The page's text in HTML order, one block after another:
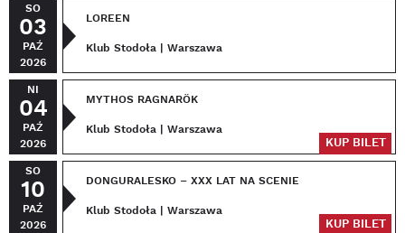
SO
03
PAŹ
2026
LOREEN
Klub Stodoła | Warszawa
NI
04
PAŹ
2026
MYTHOS RAGNARÖK
Klub Stodoła | Warszawa
KUP BILET
SO
10
PAŹ
2026
DONGURALESKO – XXX LAT NA SCENIE
Klub Stodoła | Warszawa
KUP BILET